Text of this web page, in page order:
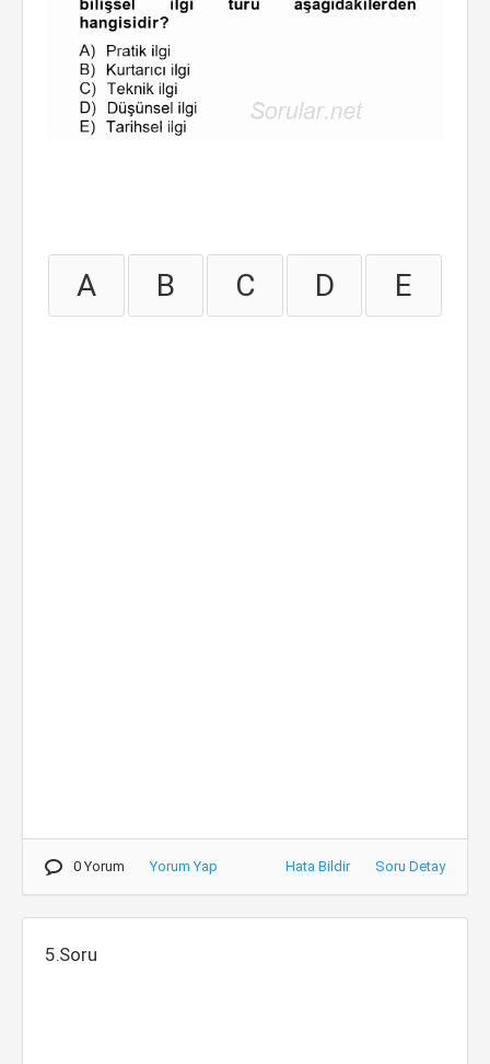
A B C D E
0 Yorum Yorum Yap Hata Bildir Soru Detay
5.Soru